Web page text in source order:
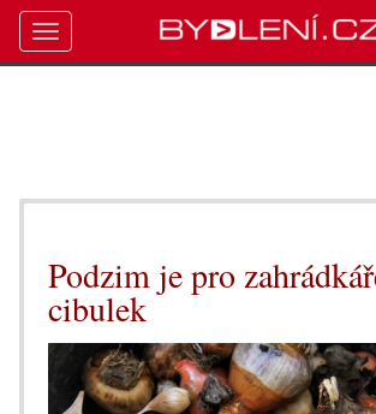
Podzim je pro
cibulek
Toggle
navigation